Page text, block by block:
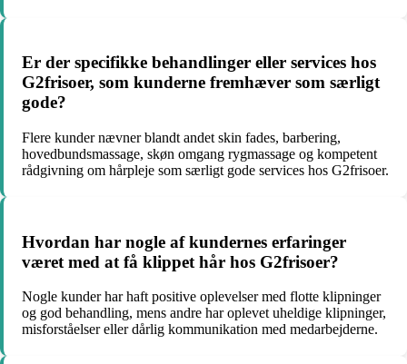
Er der specifikke behandlinger eller services hos
G2frisoer, som kunderne fremhæver som særligt
gode?
Flere kunder nævner blandt andet skin fades, barbering,
hovedbundsmassage, skøn omgang rygmassage og kompetent
rådgivning om hårpleje som særligt gode services hos G2frisoer.
Hvordan har nogle af kundernes erfaringer
været med at få klippet hår hos G2frisoer?
Nogle kunder har haft positive oplevelser med flotte klipninger
og god behandling, mens andre har oplevet uheldige klipninger,
misforståelser eller dårlig kommunikation med medarbejderne.